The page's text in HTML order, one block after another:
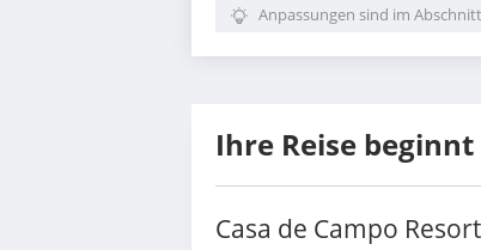
Anpassungen sind im
Ihre Reise
Casa de Campo